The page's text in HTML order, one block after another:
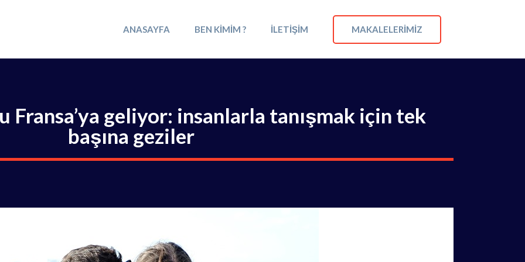
ANASAYFA BEN KIMIM ? İLETIŞIM MAKALELERIMIZ
geliyor: insanlarla tanışmak için tek
başına geziler